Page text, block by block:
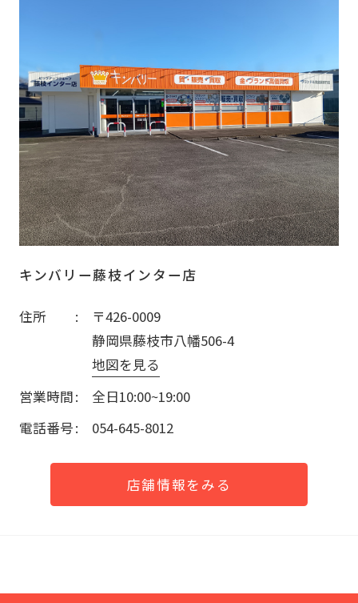
キンバリー藤枝インター店
住所
〒426-0009
静岡県藤枝市八幡506-4
地図を見る
営業時間
全日10:00~19:00
電話番号
054-645-8012
店舗情報をみる